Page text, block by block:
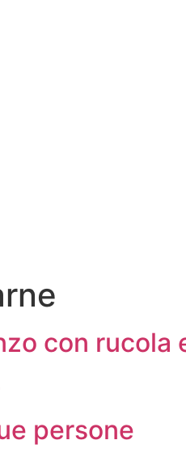
con rucola
persone